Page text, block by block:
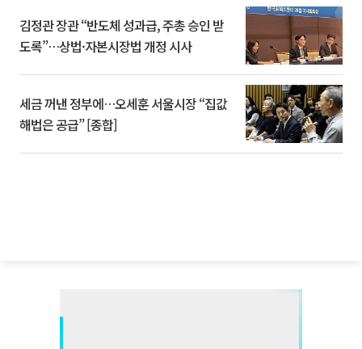
김정관 장관 “반도체 성과급, 주총 승인 받
도록”…상법·자본시장법 개정 시사
세금 꺼낸 정부에…오세훈 서울시장 “집값
해법은 공급” [종합]